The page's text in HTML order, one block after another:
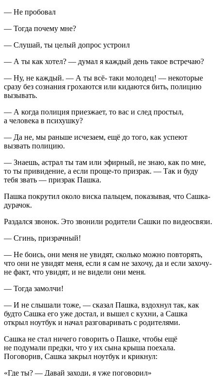
— Не пробовал
— Тогда почему мне?
— Слушай, ты целый допрос устроил
— А ты как хотел? — думал я каждый день такое встречаю?
— Ну, не каждый. — А ты всё- таки молодец! — некоторые
сразу без сознания грохаются или кидаются бить, полицию
вызывать.
— А когда полиция приезжает, то вас и след простыл,
а человека в психушку?
— Да не, мы раньше исчезаем, ещё до того, как успеют
вызвать полицию.
— Знаешь, астрал ты там или эфирный, не знаю, как по мне,
то ты привидение, а если проще-то призрак. — Так и буду
тебя звать — призрак Пашка.
Пашка покрутил около виска пальцем, показывая, что Сашка-
дурачок.
Раздался звонок. Это звонили родители Сашки по видеосвязи.
— Сгинь, призрачный!
— Не боись, они меня не увидят, сколько можно повторять,
что они не увидят меня, если я сам не захочу, да и если захочу-
не факт, что увидят, и не видели они меня.
— Тогда замолчи!
— И не слышали тоже, — сказал Пашка, вздохнул так, как
будто Сашка его уже достал, и вышел с кухни, а Сашка
открыл ноутбук и начал разговаривать с родителями.
Сашка не стал ничего говорить о Пашке, чтобы ещё
не подумали предки, что у их сына крыша поехала.
Поговорив, Сашка закрыл ноутбук и крикнул:
«Где ты? — Давай заходи, я уже поговорил»